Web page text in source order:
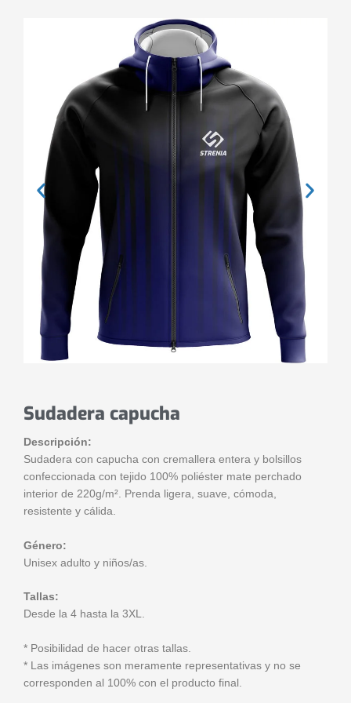
Sudadera capucha
Descripción:
Sudadera con capucha con cremallera entera y bolsillos
confeccionada con tejido 100% poliéster mate perchado
interior de 220g/m². Prenda ligera, suave, cómoda,
resistente y cálida.
Género:
Unisex adulto y niños/as.
Tallas:
Desde la 4 hasta la 3XL.
* Posibilidad de hacer otras tallas.
* Las imágenes son meramente representativas y no se
corresponden al 100% con el producto final.